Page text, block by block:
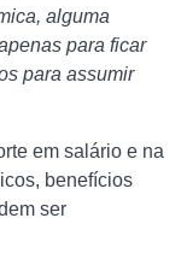
alguma
para ficar
para assumir
em salário e na
benefícios
ser